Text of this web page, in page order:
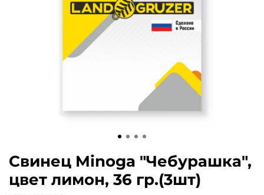
Свинец Minoga "Чебурашка",
цвет лимон, 36 гр.(3шт)